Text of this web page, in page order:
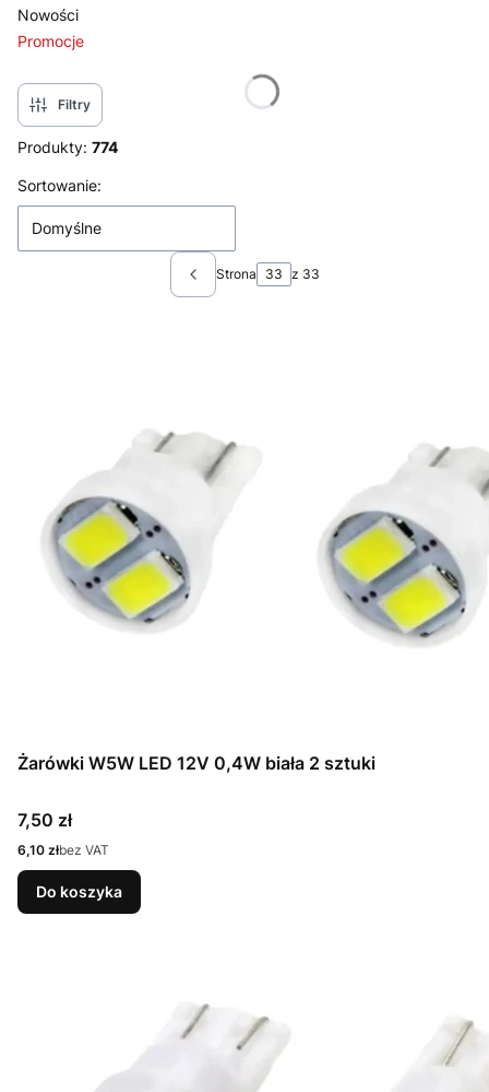
Nowości
Promocje
Filtry
Produkty: 774
Lista produktów
Sortowanie:
Domyślne
Poprzednie produkty
Strona z 33
Żarówki W5W LED 12V 0,4W biała 2 sztuki
Cena
7,50 zł
Cena
6,10 złbez VAT
Do koszyka